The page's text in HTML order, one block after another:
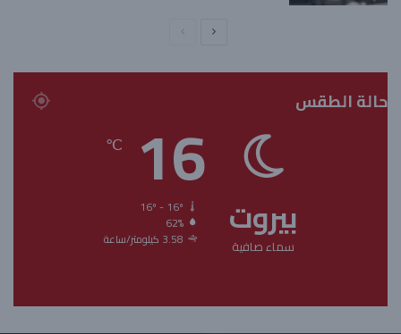
ة
ا
ل
س
ق
ي
حالة الطقس
بيروت
سماء صافية
16
℃
62%
3.58 كيلومتر/ساعة